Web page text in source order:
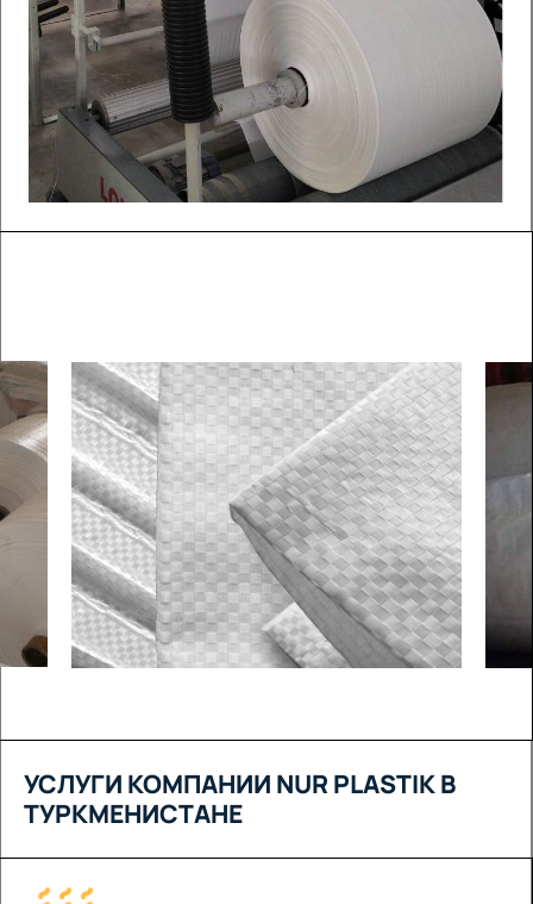
УСЛУГИ КОМПАНИИ NUR PLASTIK В
ТУРКМЕНИСТАНЕ